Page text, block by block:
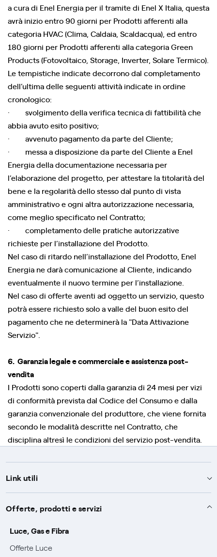
a cura di Enel Energia per il tramite di Enel X Italia, questa
avrà inizio entro 90 giorni per Prodotti afferenti alla
categoria HVAC (Clima, Caldaia, Scaldacqua), ed entro
180 giorni per Prodotti afferenti alla categoria Green
Products (Fotovoltaico, Storage, Inverter, Solare Termico).
Le tempistiche indicate decorrono dal completamento
dell’ultima delle seguenti attività indicate in ordine
cronologico:
· svolgimento della verifica tecnica di fattibilità che
abbia avuto esito positivo;
· avvenuto pagamento da parte del Cliente;
· messa a disposizione da parte del Cliente a Enel
Energia della documentazione necessaria per
l’elaborazione del progetto, per attestare la titolarità del
bene e la regolarità dello stesso dal punto di vista
amministrativo e ogni altra autorizzazione necessaria,
come meglio specificato nel Contratto;
· completamento delle pratiche autorizzative
richieste per l’installazione del Prodotto.
Nel caso di ritardo nell’installazione del Prodotto, Enel
Energia ne darà comunicazione al Cliente, indicando
eventualmente il nuovo termine per l’installazione.
Nel caso di offerte aventi ad oggetto un servizio, questo
potrà essere richiesto solo a valle del buon esito del
pagamento che ne determinerà la "Data Attivazione
Servizio".
6. Garanzia legale e commerciale e assistenza post-
vendita
I Prodotti sono coperti dalla garanzia di 24 mesi per vizi
di conformità prevista dal Codice del Consumo e dalla
garanzia convenzionale del produttore, che viene fornita
secondo le modalità descritte nel Contratto, che
disciplina altresì le condizioni del servizio post-vendita.
Link utili
Assistenza
Avvisi
SOS luce e gas
Servizi
Servizio di salvaguardia
Collabora con noi
Offerte, prodotti e servizi
Luce, Gas e Fibra
Offerte Luce